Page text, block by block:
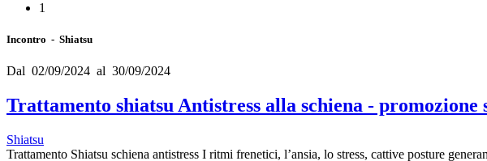
1
Incontro - Shiatsu
Dal 02/09/2024 al 30/09/2024
Trattamento shiatsu Antistress alla schiena - promozione
Shiatsu
Trattamento Shiatsu schiena antistress I ritmi frenetici, l’ansia, lo stress, cattive posture